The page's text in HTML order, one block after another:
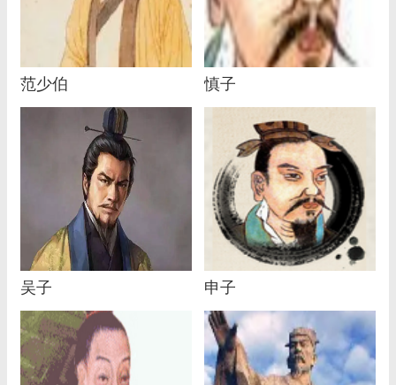
范少伯 慎子
吴子 申子